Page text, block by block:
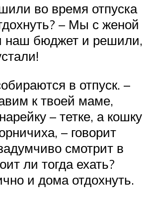
во время отпуска
– Мы с женой
наш бюджет и решили,
в отпуск. –
к твоей маме,
– тетке, а кошку
– говорит
смотрит в
ли тогда ехать?
и дома отдохнуть.